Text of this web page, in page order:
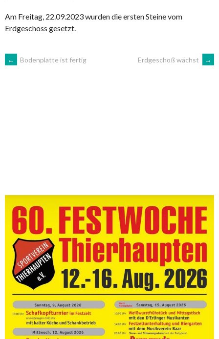
Am Freitag, 22.09.2023 wurden die ersten Steine vom
Erdgeschoss gesetzt.
ARTIKEL-
← Bodenplatte ist fertig Erdgeschoß wächst →